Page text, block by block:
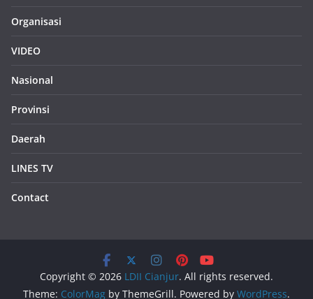
Organisasi
VIDEO
Nasional
Provinsi
Daerah
LINES TV
Contact
Copyright © 2026 LDII Cianjur. All rights reserved.
Theme: ColorMag by ThemeGrill. Powered by WordPress.